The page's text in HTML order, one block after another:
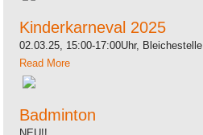
Kinderkarneval 2025
02.03.25, 15:00-17:00Uhr, Bleichestelle
Read More
Badminton